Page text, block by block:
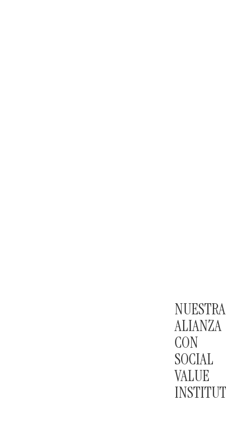
NUESTRA
ALIANZA
CON
SOCIAL
VALUE